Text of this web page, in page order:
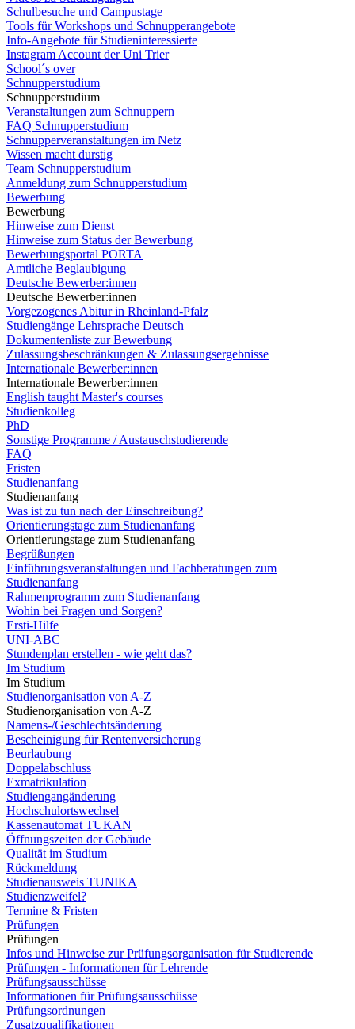
Schulbesuche und Campustage
Tools für Workshops und Schnupperangebote
Info-Angebote für Studieninteressierte
Instagram Account der Uni Trier
School´s over
Schnupperstudium
Schnupperstudium
Veranstaltungen zum Schnuppern
FAQ Schnupperstudium
Schnupperveranstaltungen im Netz
Wissen macht durstig
Team Schnupperstudium
Anmeldung zum Schnupperstudium
Bewerbung
Bewerbung
Hinweise zum Dienst
Hinweise zum Status der Bewerbung
Bewerbungsportal PORTA
Amtliche Beglaubigung
Deutsche Bewerber:innen
Deutsche Bewerber:innen
Vorgezogenes Abitur in Rheinland-Pfalz
Studiengänge Lehrsprache Deutsch
Dokumentenliste zur Bewerbung
Zulassungsbeschränkungen & Zulassungsergebnisse
Internationale Bewerber:innen
Internationale Bewerber:innen
English taught Master's courses
Studienkolleg
PhD
Sonstige Programme / Austauschstudierende
FAQ
Fristen
Studienanfang
Studienanfang
Was ist zu tun nach der Einschreibung?
Orientierungstage zum Studienanfang
Orientierungstage zum Studienanfang
Begrüßungen
Einführungsveranstaltungen und Fachberatungen zum
Studienanfang
Rahmenprogramm zum Studienanfang
Wohin bei Fragen und Sorgen?
Ersti-Hilfe
UNI-ABC
Stundenplan erstellen - wie geht das?
Im Studium
Im Studium
Studienorganisation von A-Z
Studienorganisation von A-Z
Namens-/Geschlechtsänderung
Bescheinigung für Rentenversicherung
Beurlaubung
Doppelabschluss
Exmatrikulation
Studiengangänderung
Hochschulortswechsel
Kassenautomat TUKAN
Öffnungszeiten der Gebäude
Qualität im Studium
Rückmeldung
Studienausweis TUNIKA
Studienzweifel?
Termine & Fristen
Prüfungen
Prüfungen
Infos und Hinweise zur Prüfungsorganisation für Studierende
Prüfungen - Informationen für Lehrende
Prüfungsausschüsse
Informationen für Prüfungsausschüsse
Prüfungsordnungen
Zusatzqualifikationen